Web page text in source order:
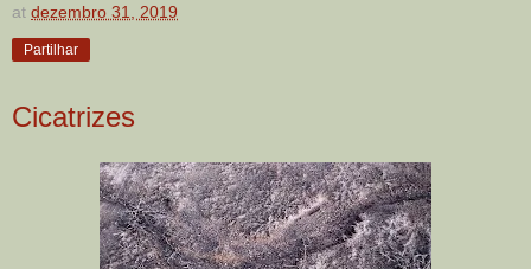
at dezembro 31, 2019
Partilhar
Cicatrizes